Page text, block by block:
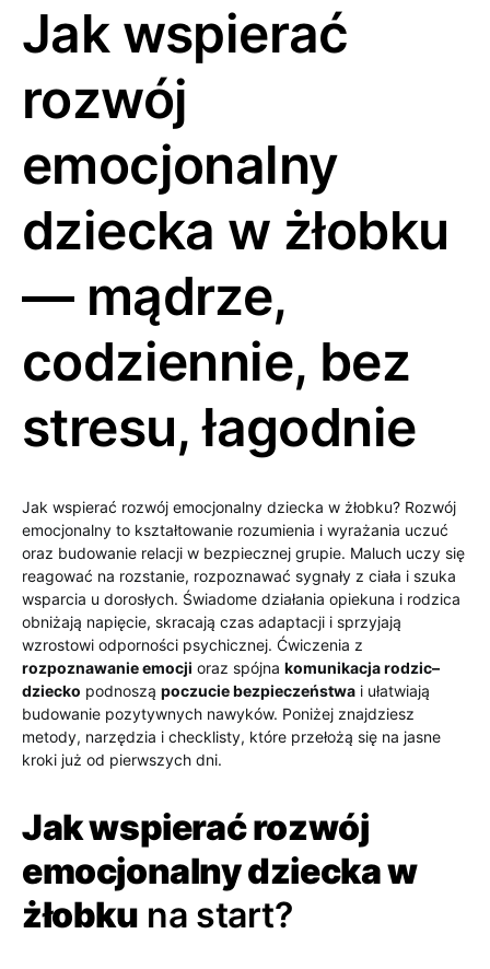
Jak wspierać
rozwój
emocjonalny
dziecka w żłobku
— mądrze,
codziennie, bez
stresu, łagodnie
Jak wspierać rozwój emocjonalny dziecka w żłobku? Rozwój
emocjonalny to kształtowanie rozumienia i wyrażania uczuć
oraz budowanie relacji w bezpiecznej grupie. Maluch uczy się
reagować na rozstanie, rozpoznawać sygnały z ciała i szuka
wsparcia u dorosłych. Świadome działania opiekuna i rodzica
obniżają napięcie, skracają czas adaptacji i sprzyjają
wzrostowi odporności psychicznej. Ćwiczenia z
rozpoznawanie emocji oraz spójna komunikacja rodzic–
dziecko podnoszą poczucie bezpieczeństwa i ułatwiają
budowanie pozytywnych nawyków. Poniżej znajdziesz
metody, narzędzia i checklisty, które przełożą się na jasne
kroki już od pierwszych dni.
Jak wspierać rozwój
emocjonalny dziecka w
żłobku na start?